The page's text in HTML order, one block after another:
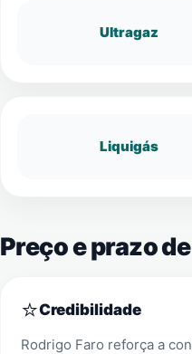
Ultragaz
Liquigás
Preço e prazo
⭐Credibilidade
Rodrigo Faro reforça a